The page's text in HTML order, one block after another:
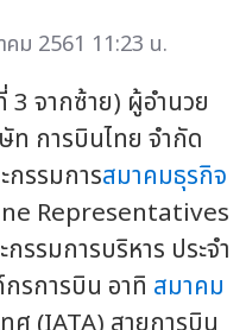
ม 2561 11:23 น.
3 จากซ้าย) ผู้อำนวย
ท การบินไทย จำกัด
กรรมการสมาคมธุรกิจ
Representatives
รรมการบริหาร ประจำ
รการบิน อาทิ สมาคม